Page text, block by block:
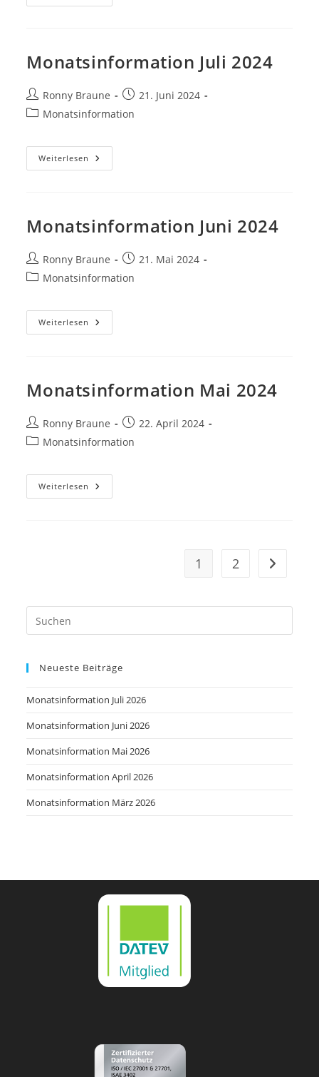
Monatsinformation Juli 2024
Ronny Braune
21. Juni 2024
Monatsinformation
Weiterlesen
Monatsinformation Juni 2024
Ronny Braune
21. Mai 2024
Monatsinformation
Weiterlesen
Monatsinformation Mai 2024
Ronny Braune
22. April 2024
Monatsinformation
Weiterlesen
1 2
Neueste Beiträge
Monatsinformation Juli 2026
Monatsinformation Juni 2026
Monatsinformation Mai 2026
Monatsinformation April 2026
Monatsinformation März 2026